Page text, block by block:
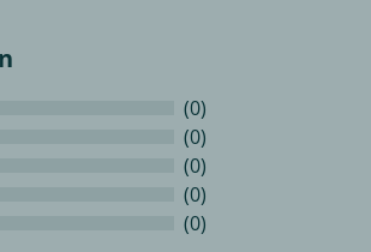
(0)
(0)
(0)
(0)
(0)